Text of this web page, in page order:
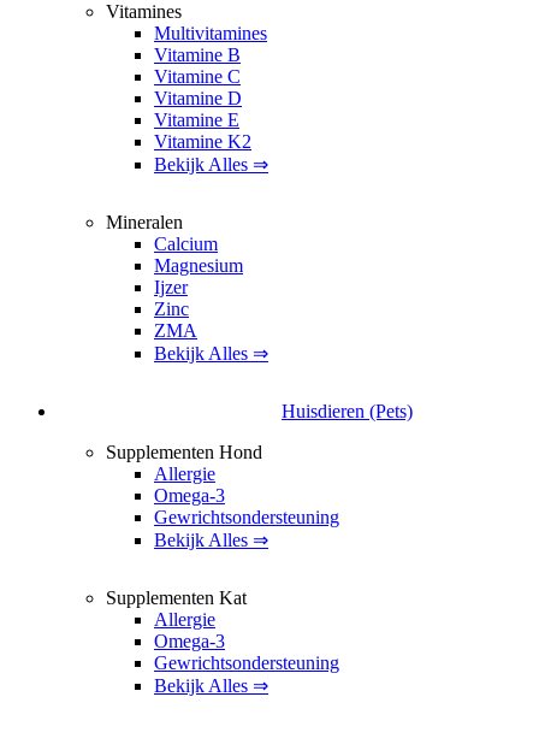
Vitamines
Multivitamines
Vitamine B
Vitamine C
Vitamine D
Vitamine E
Vitamine K2
Bekijk Alles ⇒
Mineralen
Calcium
Magnesium
Ijzer
Zinc
ZMA
Bekijk Alles ⇒
Huisdieren (Pets)
Supplementen Hond
Allergie
Omega-3
Gewrichtsondersteuning
Bekijk Alles ⇒
Supplementen Kat
Allergie
Omega-3
Gewrichtsondersteuning
Bekijk Alles ⇒